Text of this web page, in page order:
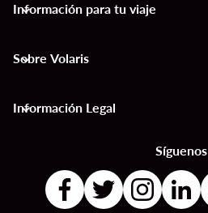
Información para tu viaje
keyboard_arrow_down
Sobre Volaris
keyboard_arrow_down
Información Legal
keyboard_arrow_down
Síguenos